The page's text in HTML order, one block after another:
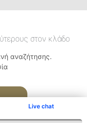
Live chat
στον κλάδο
αναζήτησης.